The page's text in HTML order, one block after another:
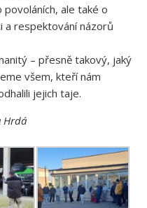
ale také o
a respektování názorů
– přesně takový, jaký
všem, kteří nám
jejich taje.
Hrdá